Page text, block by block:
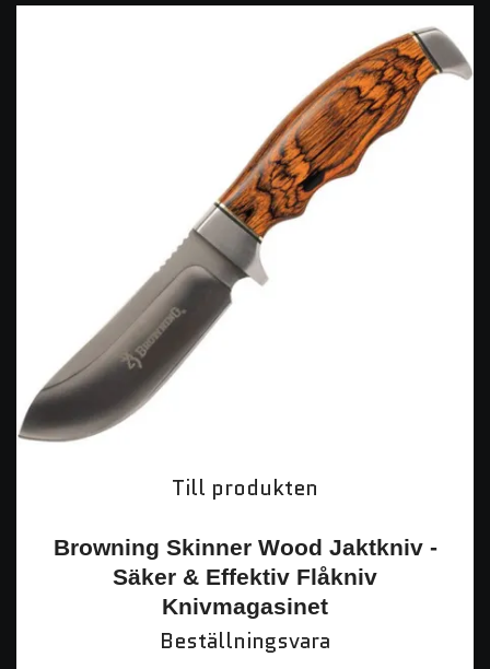
Till produkten
Browning Skinner Wood Jaktkniv -
Säker & Effektiv Flåkniv
Knivmagasinet
Beställningsvara